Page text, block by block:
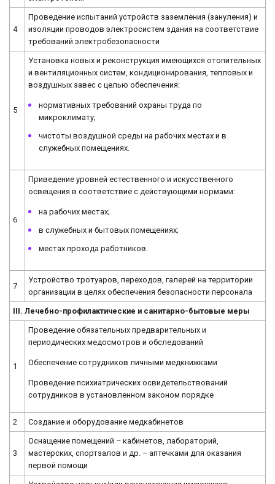
4
Проведение испытаний устройств заземления (зануления) и
изоляции проводов электросистем здания на соответствие
требований электробезопасности
5
Установка новых и реконструкция имеющихся отопительных
и вентиляционных систем, кондиционирования, тепловых и
воздушных завес с целью обеспечения:
нормативных требований охраны труда по
микроклимату;
чистоты воздушной среды на рабочих местах и в
служебных помещениях.
6
Приведение уровней естественного и искусственного
освещения в соответствие с действующими нормами:
на рабочих местах;
в служебных и бытовых помещениях;
местах прохода работников.
7
Устройство тротуаров, переходов, галерей на территории
организации в целях обеспечения безопасности персонала
III. Лечебно-профилактические и санитарно-бытовые меры
1
Проведение обязательных предварительных и
периодических медосмотров и обследований
Обеспечение сотрудников личными медкнижками
Проведение психиатрических освидетельствований
сотрудников в установленном законом порядке
2 Создание и оборудование медкабинетов
3
Оснащение помещений – кабинетов, лабораторий,
мастерских, спортзалов и др. – аптечками для оказания
первой помощи